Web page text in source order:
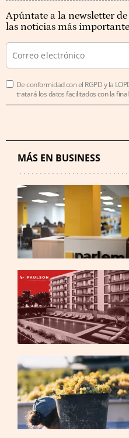
Apúntate a la newsletter
las noticias más
De conformidad con el RGPD y la
tratará los datos facilitados con la
MÁS EN BUSINESS